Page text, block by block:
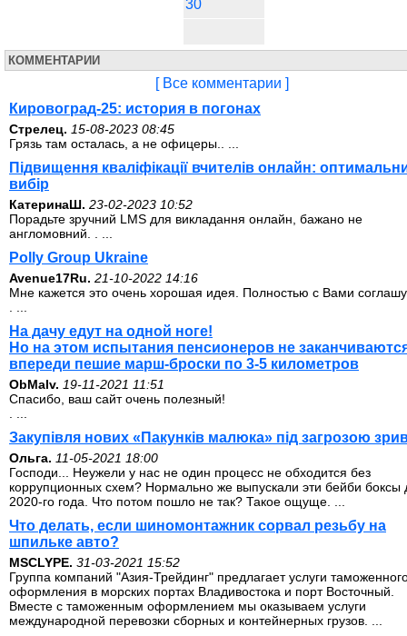
30
КОММЕНТАРИИ
[ Все комментарии ]
Кировоград-25: история в погонах
Стрелец. 15-08-2023 08:45
Грязь там осталась, а не офицеры.. ...
Підвищення кваліфікації вчителів онлайн:
вибір
КатеринаШ. 23-02-2023 10:52
Порадьте зручний LMS для викладання онлайн, бажано не
англомовний. . ...
Polly Group Ukraine
Avenue17Ru. 21-10-2022 14:16
Мне кажется это очень хорошая идея. Полностью с Вами
На дачу едут на одной ноге!
Но на этом испытания пенсионеров не
впереди пешие марш-броски по 3-5 километров
ОbMalv. 19-11-2021 11:51
Спасибо, ваш сайт очень полезный!
Закупівля нових «Пакунків малюка» під загрозою
Ольга. 11-05-2021 18:00
Господи... Неужели у нас не один процесс не обходится без
коррупционных схем? Нормально же выпускали эти бейби боксы
2020-го года. Что потом пошло не так? Такое ощуще. ...
Что делать, если шиномонтажник сорвал резьбу на
шпильке авто?
MSCLYPE. 31-03-2021 15:52
Группа компаний "Азия-Трейдинг" предлагает услуги
оформления в морских портах Владивостока и порт Восточный.
Вместе с таможенным оформлением мы оказываем услуги
международной перевозки сборных и контейнерных грузов. ...